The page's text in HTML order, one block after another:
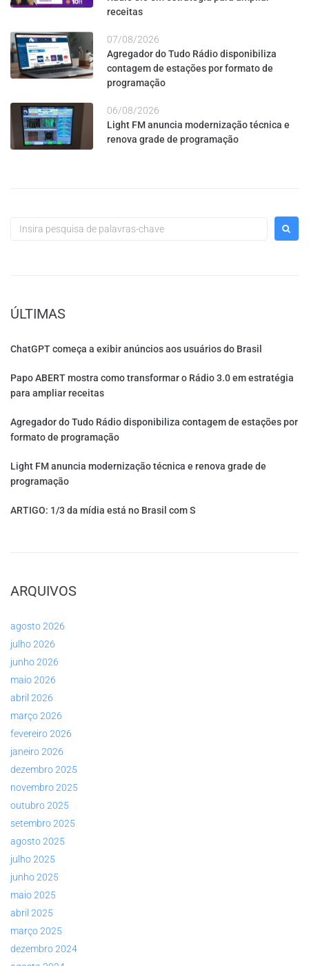
receitas
07/08/2026
Agregador do Tudo Rádio disponibiliza
contagem de estações por formato de
programação
06/08/2026
Light FM anuncia modernização técnica e
renova grade de programação
ÚLTIMAS
ChatGPT começa a exibir anúncios aos usuários do Brasil
Papo ABERT mostra como transformar o Rádio 3.0 em estratégia
para ampliar receitas
Agregador do Tudo Rádio disponibiliza contagem de estações por
formato de programação
Light FM anuncia modernização técnica e renova grade de
programação
ARTIGO: 1/3 da mídia está no Brasil com S
ARQUIVOS
agosto 2026
julho 2026
junho 2026
maio 2026
abril 2026
março 2026
fevereiro 2026
janeiro 2026
dezembro 2025
novembro 2025
outubro 2025
setembro 2025
agosto 2025
julho 2025
junho 2025
maio 2025
abril 2025
março 2025
dezembro 2024